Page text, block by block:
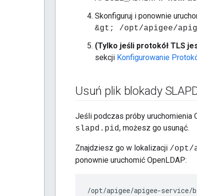
Skonfiguruj i ponownie
&gt; /opt/apigee/
(Tylko jeśli protokół TLS
sekcji Konfigurowanie
Usuń plik blokady
Jeśli podczas próby uruchomienia
slapd.pid, możesz go usunąć.
Znajdziesz go w lokalizacji /opt/
ponownie uruchomić OpenLDAP:
/opt/apigee/apigee-service/